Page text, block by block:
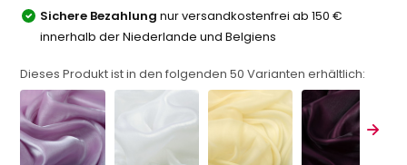
Sichere Bezahlung nur versandkostenfrei ab 150 €
innerhalb der Niederlande und Belgiens
Dieses Produkt ist in den folgenden50 Varianten erhältlich: